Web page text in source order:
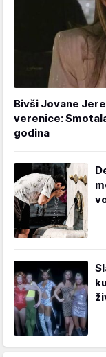
Bivši Jovane
verenice:
godina